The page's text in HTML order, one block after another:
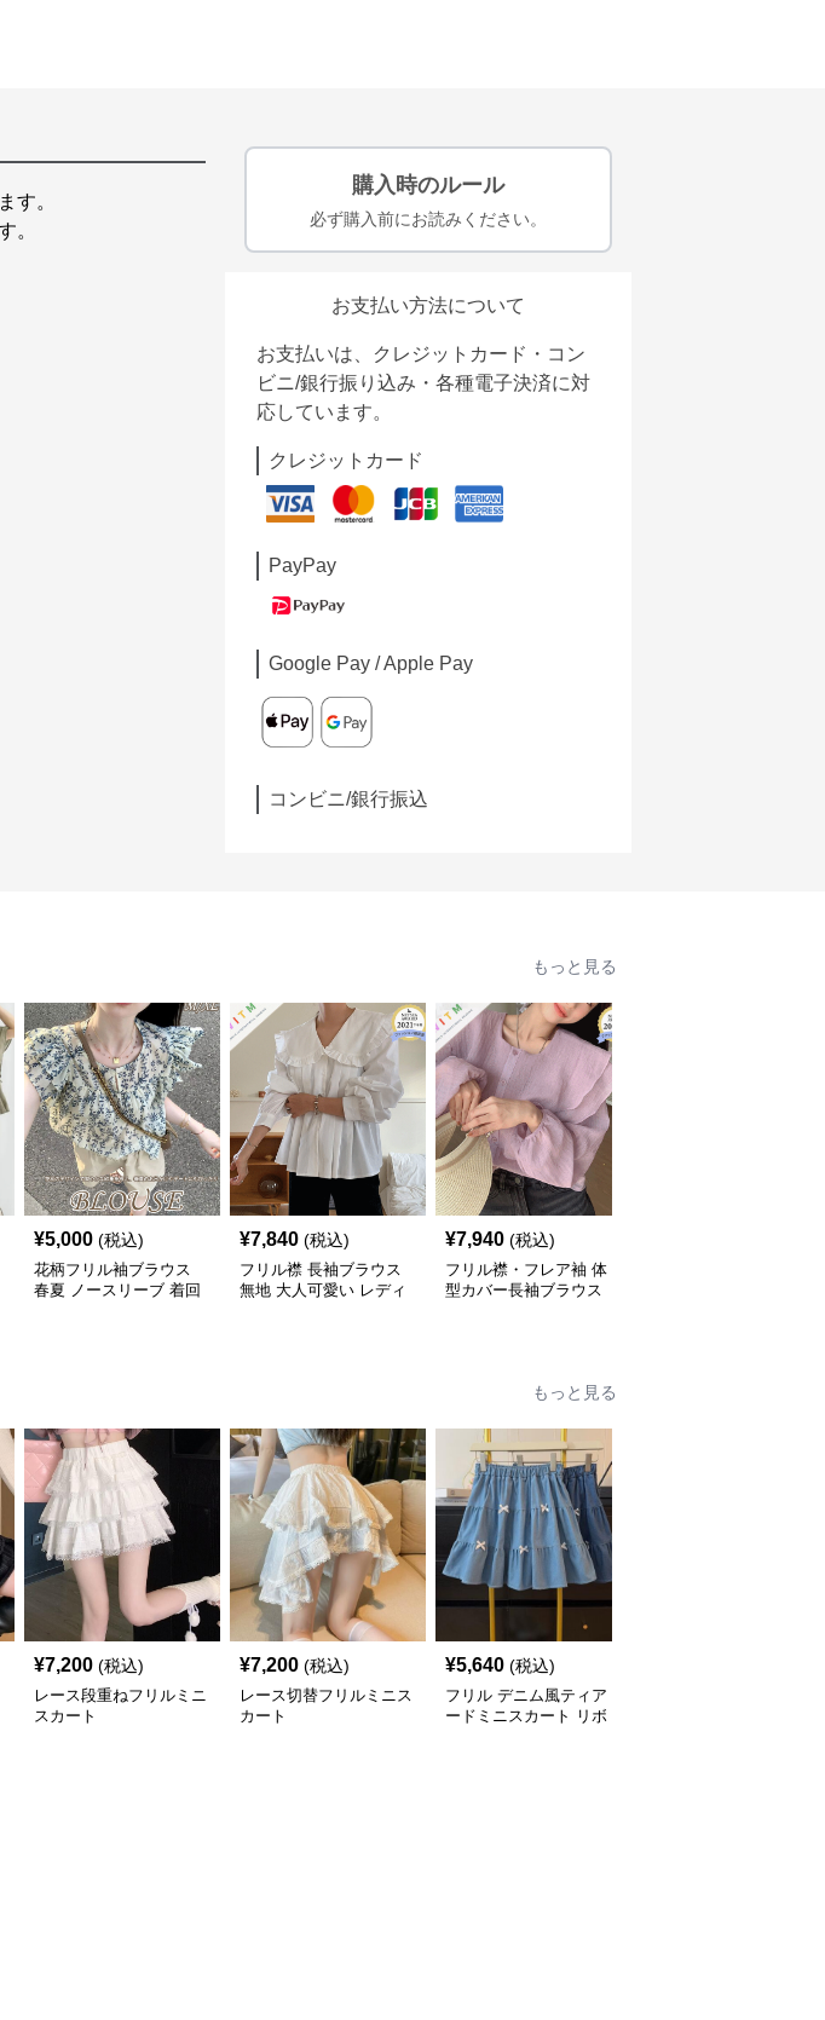
す。
。
購入時のルール
必ず購入前にお読みください。
お支払い方法について
お支払いは、クレジットカード・コン
ビニ/銀行振り込み・各種電子決済に対
応しています。
クレジットカード
PayPay
Google Pay / Apple Pay
コンビニ/銀行振込
もっと見る
¥5,000 (税込)
花柄フリル袖ブラウス
春夏 ノースリーブ 着回
¥7,840 (税込)
フリル襟 長袖ブラウス
無地 大人可愛い レディ
¥7,940 (税込)
フリル襟・フレア袖 体
型カバー長袖ブラウス
もっと見る
¥7,200 (税込)
レース段重ねフリルミニ
スカート
¥7,200 (税込)
レース切替フリルミニス
カート
¥5,640 (税込)
フリル デニム風ティア
ードミニスカート リボ